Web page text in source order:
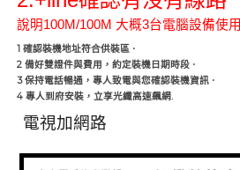
說明100M/100M 大概3台電腦設備使用
1 確認裝機地址符合供裝區 ·
2 備好雙證件與費用，約定裝機日期時段 ·
3保持電話暢通，專人致電與您確認裝機資訊 ·
4 專人到府安裝，立享光纖高速飆網.
電視加網路